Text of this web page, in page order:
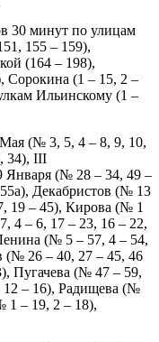
30 минут по улицам
155 – 159),
(164 – 198),
Сорокина (1 – 15, 2 –
Ильинскому (1 –
Мая (№ 3, 5, 4 – 8, 9, 10,
34), III
Января (№ 28 – 34, 49 –
Декабристов (№ 13
19 – 45), Кирова (№ 1
4 – 6, 17 – 23, 16 – 22,
(№ 5 – 57, 4 – 54,
(№ 26 – 40, 27 – 45, 46
Пугачева (№ 47 – 59,
12 – 16), Радищева (№
1 – 19, 2 – 18),